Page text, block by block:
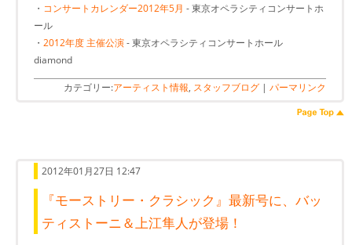
・ コンサートカレンダー2012年5月 - 東京オペラシティコンサートホ
ール
・ 2012年度 主催公演- 東京オペラシティコンサートホール
diamond
カテゴリー:アーティスト情報, スタッフブログ | パーマリンク
2012年01月27日 12:47
『モーストリー・クラシック』最新号に、バッ
ティストーニ＆上江隼人が登場！